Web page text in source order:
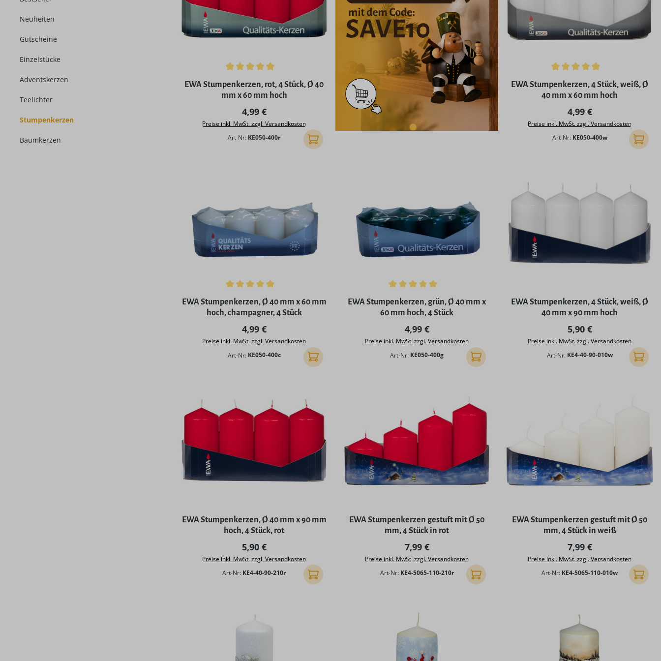
Neuheiten
Gutscheine
Einzelstücke
Adventskerzen
Teelichter
Stumpenkerzen
Baumkerzen
Durchschnittliche Bewertung von 5 von 5 Sternen
EWA Stumpenkerzen, rot, 4 Stück, Ø 40
mm x 60 mm hoch
Regulärer Preis:
4,99 €
Preise inkl. MwSt. zzgl. Versandkosten
Art-Nr: KE050-400r In den Warenkorb
Durchschnittliche Bewertung von 5 von
EWA Stumpenkerzen, 4 Stück, weiß, Ø
40 mm x 60 mm hoch
Regulärer Preis:
4,99 €
Preise inkl. MwSt. zzgl. Versandkosten
Art-Nr: KE050-400w In den
Durchschnittliche Bewertung von 5 von 5 Sternen
EWA Stumpenkerzen, Ø 40 mm x 60 mm
hoch, champagner, 4 Stück
Regulärer Preis:
4,99 €
Preise inkl. MwSt. zzgl. Versandkosten
Art-Nr: KE050-400c In den Warenkorb
Durchschnittliche Bewertung von 5 von 5 Sternen
EWA Stumpenkerzen, grün, Ø 40 mm x
60 mm hoch, 4 Stück
Regulärer Preis:
4,99 €
Preise inkl. MwSt. zzgl. Versandkosten
Art-Nr: KE050-400g In den Warenkorb
EWA Stumpenkerzen, 4 Stück, weiß, Ø
40 mm x 90 mm hoch
Regulärer Preis:
5,90 €
Preise inkl. MwSt. zzgl. Versandkosten
Art-Nr: KE4-40-90-010w In den
EWA Stumpenkerzen, Ø 40 mm x 90 mm
hoch, 4 Stück, rot
Regulärer Preis:
5,90 €
Preise inkl. MwSt. zzgl. Versandkosten
Art-Nr: KE4-40-90-210r In den Warenkorb
EWA Stumpenkerzen gestuft mit Ø 50
mm, 4 Stück in rot
Regulärer Preis:
7,99 €
Preise inkl. MwSt. zzgl. Versandkosten
Art-Nr: KE4-5065-110-210r In den Warenkorb
EWA Stumpenkerzen gestuft mit Ø 50
mm, 4 Stück in weiß
Regulärer Preis:
7,99 €
Preise inkl. MwSt. zzgl. Versandkosten
Art-Nr: KE4-5065-110-010w In den